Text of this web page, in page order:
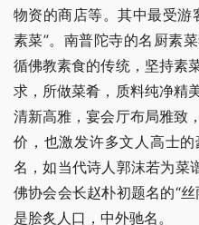
物资的商店等。其中最受游
素菜”。南普陀寺的名厨素
循佛教素食的传统，坚持素
求，所做菜肴，质料纯净精
清新高雅，宴会厅布局雅致
价，也激发许多文人高士
名，如当代诗人郭沫若为菜
佛协会会长赵朴初题名的“
是脍炙人口，中外驰名。